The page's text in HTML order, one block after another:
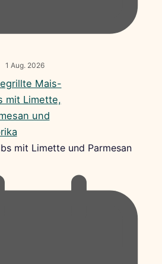
1 Aug. 2026
mit Limette und Parmesan